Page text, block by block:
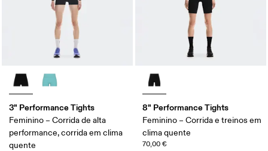
3" Performance Tights
Feminino – Corrida de alta
performance, corrida em clima
quente
8" Performance Tights
Feminino – Corrida e treinos em
clima quente
70,00 €